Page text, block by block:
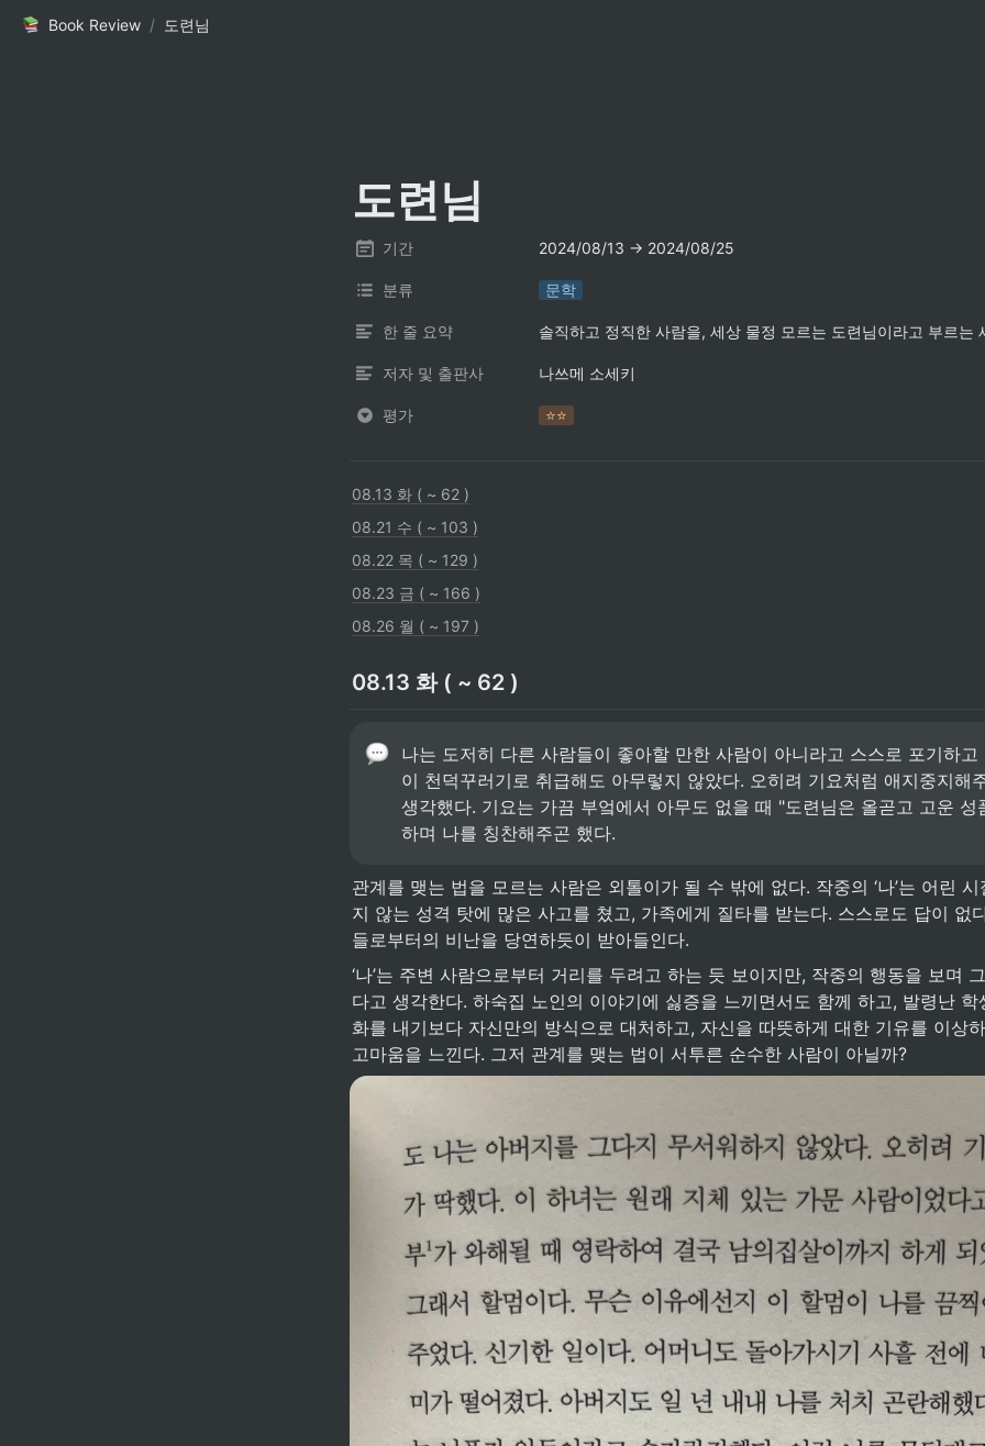
Book Review / 도련님
도련님
기간 2024/08/13 → 2024/08/25
분류 문학
한 줄 요약 솔직하고 정직한 사람을, 세상 물정 모르는 도련님이라고 부르는
저자 및 출판사 나쓰메 소세키
평가 ⭐️⭐️
08.13 화 ( ~ 62 )
08.21 수 ( ~ 103 )
08.22 목 ( ~ 129 )
08.23 금 ( ~ 166 )
08.26 월 ( ~ 197 )
08.13 화 ( ~ 62 )
나는 도저히 다른 사람들이 좋아할 만한 사람이 아니라고 스스로 포기하고
이 천덕꾸러기로 취급해도 아무렇지 않았다. 오히려 기요처럼 애지중지해
생각했다. 기요는 가끔 부엌에서 아무도 없을 때 "도련님은 올곧고 고운 성
하며 나를 칭찬해주곤 했다.
관계를 맺는 법을 모르는 사람은 외톨이가 될 수 밖에 없다. 작중의 ‘나’는 어린
지 않는 성격 탓에 많은 사고를 쳤고, 가족에게 질타를 받는다. 스스로도 답이 없
들로부터의 비난을 당연하듯이 받아들인다.
‘나’는 주변 사람으로부터 거리를 두려고 하는 듯 보이지만, 작중의 행동을 보며
다고 생각한다. 하숙집 노인의 이야기에 싫증을 느끼면서도 함께 하고, 발령난 학
화를 내기보다 자신만의 방식으로 대처하고, 자신을 따뜻하게 대한 기유를 이상
고마움을 느낀다. 그저 관계를 맺는 법이 서투른 순수한 사람이 아닐까?